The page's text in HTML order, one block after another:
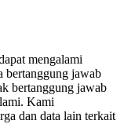
mengalami
bertanggung jawab
bertanggung jawab
Kami
dan data lain terkait